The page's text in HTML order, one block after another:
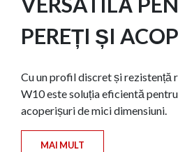
PEREȚI ȘI
Cu un profil discret și
W10 este soluția eficientă
acoperișuri de mici dimensiuni.
MAI MULT